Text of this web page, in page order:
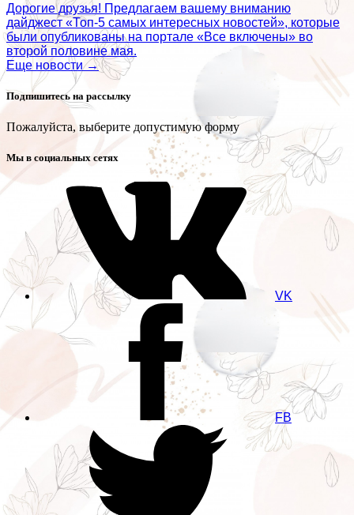
Дорогие друзья! Предлагаем вашему вниманию
дайджест «Топ-5 самых интересных новостей», которые
были опубликованы на портале «Все включены» во
второй половине мая.
Еще новости →
Подпишитесь на рассылку
Пожалуйста, выберите допустимую форму
Мы в социальных сетях
VK
FB